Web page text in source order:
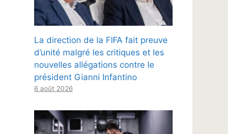
La direction de la FIFA fait preuve
d’unité malgré les critiques et les
nouvelles allégations contre le
président Gianni Infantino
6 août 2026